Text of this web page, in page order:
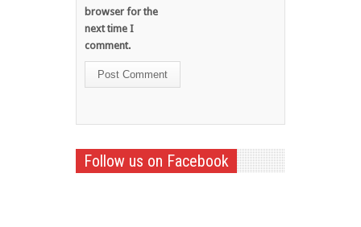
browser for the
next time I
comment.
Follow us on Facebook